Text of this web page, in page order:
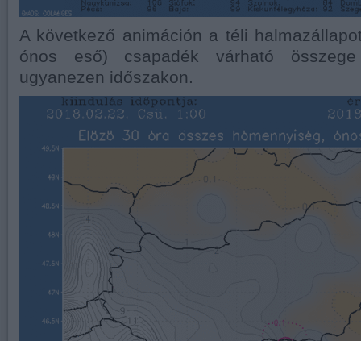
A következő animáción a téli
ónos eső) csapadék várható
ugyanezen időszakon.